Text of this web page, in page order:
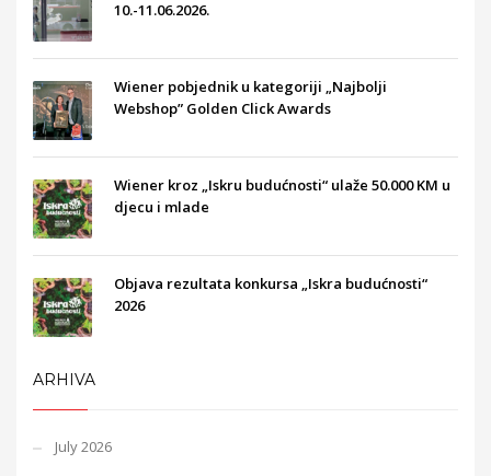
10.-11.06.2026.
Wiener pobjednik u kategoriji „Najbolji
Webshop” Golden Click Awards
Wiener kroz „Iskru budućnosti“ ulaže 50.000 KM u
djecu i mlade
Objava rezultata konkursa „Iskra budućnosti“
2026
ARHIVA
July 2026